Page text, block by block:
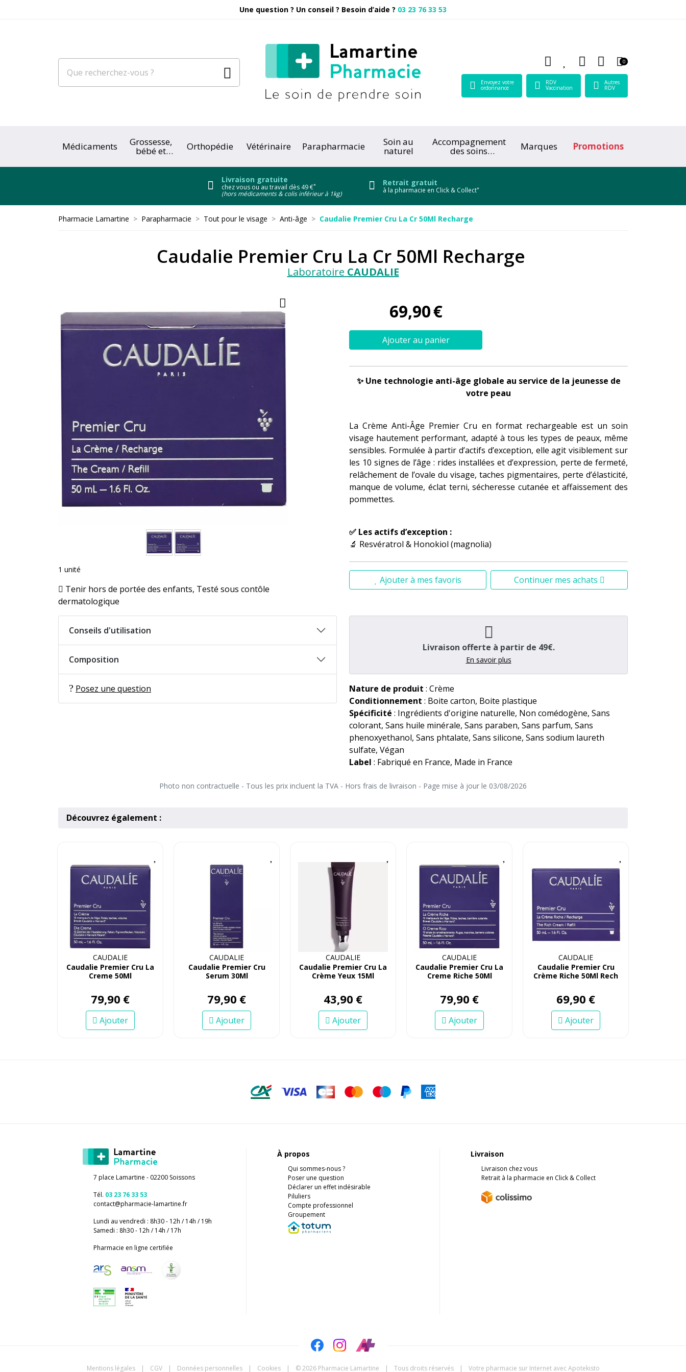
Une question ? Un conseil ? Besoin d’aide ? 03 23 76 33 53
0
Envoyez votre
ordonnance
RDV
Vaccination
Autres
RDV
Médicaments Grossesse,
bébé et Orthopédie Vétérinaire Parapharmacie Soin au
naturel
Accompagnement
des soins Marques Promotions
Livraison gratuite
chez vous ou au travail dès 49 €*
(hors médicaments & colis inférieur à 1kg)
Retrait gratuit
à la pharmacie en Click & Collect*
Pharmacie Lamartine Parapharmacie Tout pour le visage Anti-âge Caudalie Premier Cru La Cr 50Ml Recharge
Caudalie Premier Cru La Cr 50Ml Recharge
Laboratoire CAUDALIE
1 unité
Tenir hors de portée des enfants, Testé sous contôle
dermatologique
69,90€
Ajouter au panier
✨ Une technologie anti-âge globale au service de la jeunesse de
votre peau
La Crème Anti-Âge Premier Cru en format rechargeable est un soin
visage hautement performant, adapté à tous les types de peaux, même
sensibles. Formulée à partir d’actifs d’exception, elle agit visiblement sur
les 10 signes de l’âge : rides installées et d’expression, perte de fermeté,
relâchement de l’ovale du visage, taches pigmentaires, perte d’élasticité,
manque de volume, éclat terni, sécheresse cutanée et affaissement des
pommettes.
✅ Les actifs d’exception :
🔬 Resvératrol & Honokiol (magnolia)
hyaluronique, pour une peau plus ferme, rebondie et lisse.
🍇 Viniférine brevetée
lumineux et homogène.
Hydrate intensément et prévient la déshydratation cutanée.
🌸 Filler végétal issu du bois de rose
repulpe les pommettes.
🥥 Beurre de karité
Apaise, nourrit et répare la barrière cutanée tout en protégeant la peau
des agressions extérieures.
💬 Pourquoi on l’adore ?
Parce qu’elle combine une efficacité anti-âge complète à une texture
nourrissante et sensorielle. Jour après jour, la peau est plus ferme, plus
Ajouter à mes favoris Continuer mes achats
Conseils d'utilisation
Composition
Posez une question
Livraison offerte à partir de 49€.
En savoir plus
Nature de produit : Crème
Conditionnement : Boite carton, Boite plastique
Spécificité : Ingrédients d'origine naturelle, Non comédogène, Sans
colorant, Sans huile minérale, Sans paraben, Sans parfum, Sans
phenoxyethanol, Sans phtalate, Sans silicone, Sans sodium laureth
sulfate, Végan
Label : Fabriqué en France, Made in France
Photo non contractuelle - Tous les prix incluent la TVA - Hors frais de livraison - Page mise à jour le 03/08/2026
Découvrez également :
CAUDALIE
Caudalie Premier Cru La
Creme 50Ml
79,90 €
Ajouter
CAUDALIE
Caudalie Premier Cru
Serum 30Ml
79,90 €
Ajouter
CAUDALIE
Caudalie Premier Cru La
Crème Yeux 15Ml
43,90 €
Ajouter
CAUDALIE
Caudalie Premier Cru La
Creme Riche 50Ml
79,90 €
Ajouter
CAUDALIE
Caudalie Premier Cru
Crème Riche 50Ml Rech
69,90 €
Ajouter
7 place Lamartine - 02200 Soissons
Tél. 03 23 76 33 53
contact@pharmacie-lamartine.fr
Lundi au vendredi : 8h30 - 12h / 14h / 19h
Samedi : 8h30 - 12h / 14h / 17h
Pharmacie en ligne certifiée
À propos
Qui sommes-nous ?
Poser une question
Déclarer un effet indésirable
Piluliers
Compte professionnel
Groupement
Livraison
Livraison chez vous
Retrait à la pharmacie en Click & Collect
Mentions légales | CGV | Données personnelles | Cookies | © 2026 Pharmacie Lamartine | Tous droits réservés | Votre pharmacie sur Internet avecApotekisto